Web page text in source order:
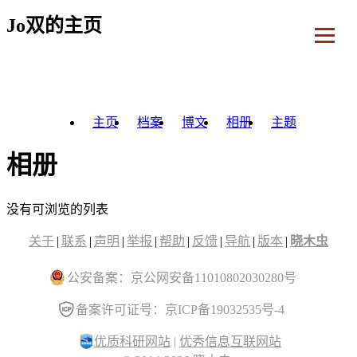
Jo双的主页
主页 档案 博文 相册 主题
相册
没有可浏览的列表
关于 | 联系 | 声明 | 举报 | 帮助 | 反馈 | 导航 | 版本 | 晓木虫
公安备案：京公网安备11010802030280号
备案许可证号：京ICP备19032535号-4
优质科研网站 | 优秀信息互联网站